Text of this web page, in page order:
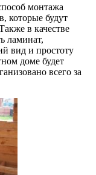
монтажа
которые будут
в качестве
ламинат,
вид и простоту
доме будет
всего за